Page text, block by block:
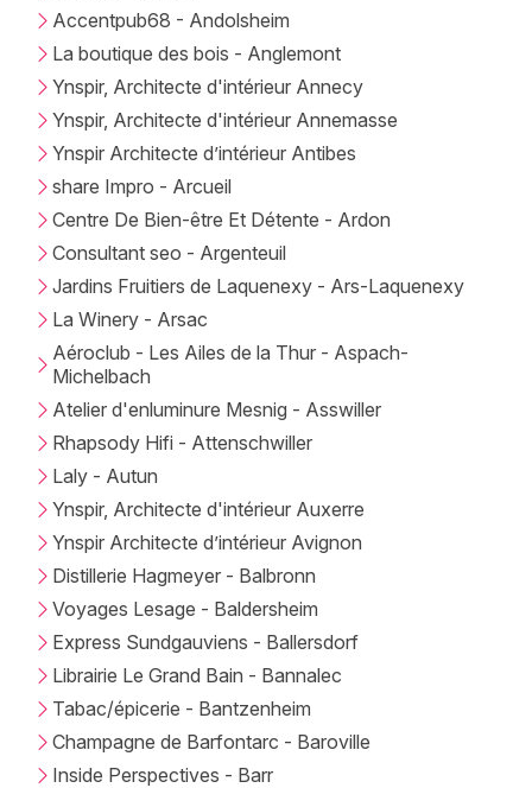
Accentpub68 - Andolsheim
La boutique des bois - Anglemont
Ynspir, Architecte d'intérieur Annecy
Ynspir, Architecte d'intérieur Annemasse
Ynspir Architecte d’intérieur Antibes
share Impro - Arcueil
Centre De Bien-être Et Détente - Ardon
Consultant seo - Argenteuil
Jardins Fruitiers de Laquenexy - Ars-Laquenexy
La Winery - Arsac
Aéroclub - Les Ailes de la Thur - Aspach-
Michelbach
Atelier d'enluminure Mesnig - Asswiller
Rhapsody Hifi - Attenschwiller
Laly - Autun
Ynspir, Architecte d'intérieur Auxerre
Ynspir Architecte d’intérieur Avignon
Distillerie Hagmeyer - Balbronn
Voyages Lesage - Baldersheim
Express Sundgauviens - Ballersdorf
Librairie Le Grand Bain - Bannalec
Tabac/épicerie - Bantzenheim
Champagne de Barfontarc - Baroville
Inside Perspectives - Barr